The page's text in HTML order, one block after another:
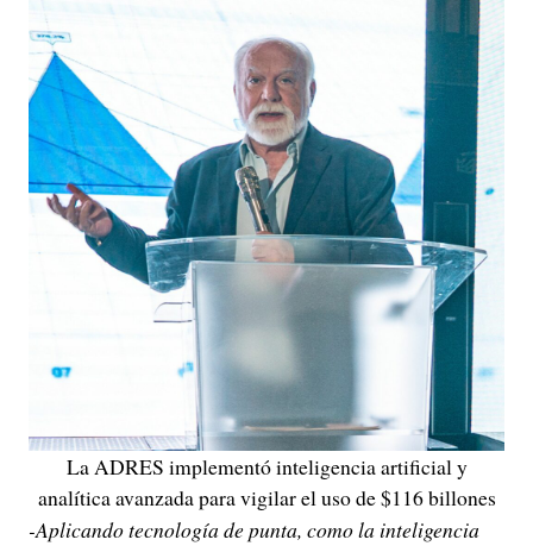
La ADRES implementó inteligencia artificial y
analítica avanzada para vigilar el uso de $116 billones
-Aplicando tecnología de punta, como la inteligencia